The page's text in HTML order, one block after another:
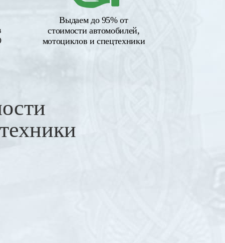
Выдаем до 95% от
стоимости автомобилей,
мотоциклов и спецтехники